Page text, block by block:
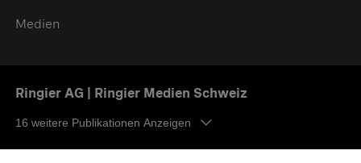
Medien
Ringier AG | Ringier Medien Schweiz
16 weitere Publikationen Anzeigen